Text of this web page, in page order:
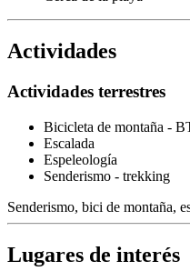
Actividades
Actividades terrestres
Bicicleta de montaña -
Escalada
Espeleología
Senderismo - trekking
Senderismo, bici de montaña,
Lugares de interés